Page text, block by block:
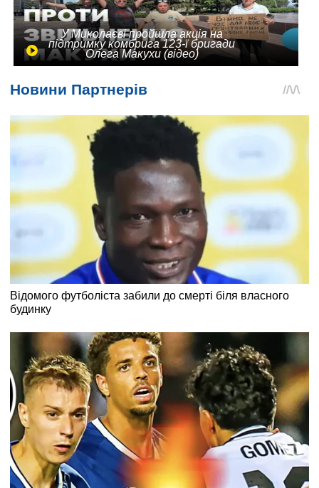
У Миколаєві пройшла акція на
підтримку комбрига 123-ї бригади
Олега Макухи (відео)